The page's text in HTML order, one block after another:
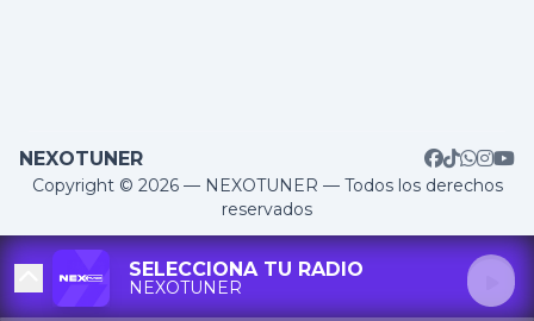
NEXOTUNER
Copyright © 2026 — NEXOTUNER — Todos los derechos
reservados
SELECCIONA TU RADIO
NEXOTUNER